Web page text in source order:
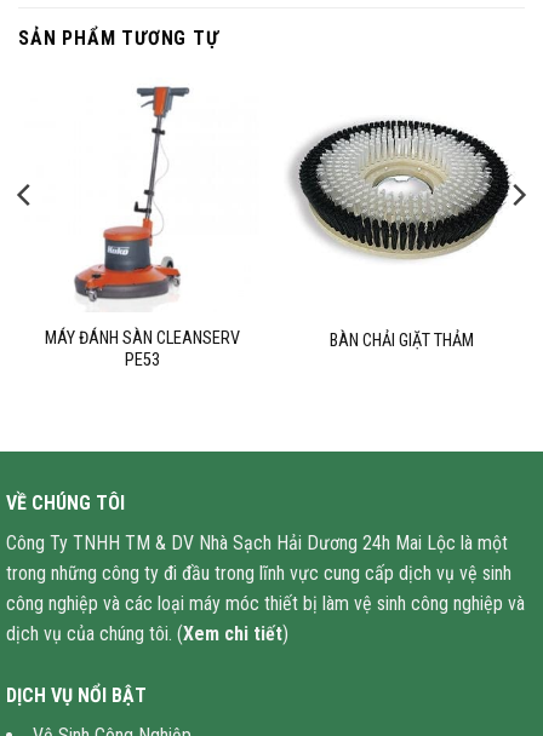
SẢN PHẨM TƯƠNG TỰ
MÁY ĐÁNH SÀN CLEANSERV
PE53
BÀN CHẢI GIẶT THẢM
VỀ CHÚNG TÔI
Công Ty TNHH TM & DV Nhà Sạch Hải Dương 24h Mai Lộc là một
trong những công ty đi đầu trong lĩnh vực cung cấp dịch vụ vệ sinh
công nghiệp và các loại máy móc thiết bị làm vệ sinh công nghiệp và
dịch vụ của chúng tôi. (Xem chi tiết)
DỊCH VỤ NỔI BẬT